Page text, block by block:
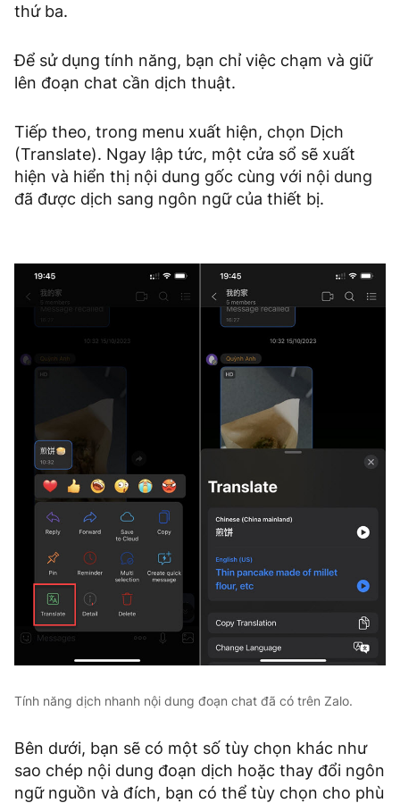
thứ ba.
Để sử dụng tính năng, bạn chỉ việc chạm và giữ
lên đoạn chat cần dịch thuật.
Tiếp theo, trong menu xuất hiện, chọn Dịch
(Translate). Ngay lập tức, một cửa sổ sẽ xuất
hiện và hiển thị nội dung gốc cùng với nội dung
đã được dịch sang ngôn ngữ của thiết bị.
Tính năng dịch nhanh nội dung đoạn chat đã có trên Zalo.
Bên dưới, bạn sẽ có một số tùy chọn khác như
sao chép nội dung đoạn dịch hoặc thay đổi ngôn
ngữ nguồn và đích, bạn có thể tùy chọn cho phù